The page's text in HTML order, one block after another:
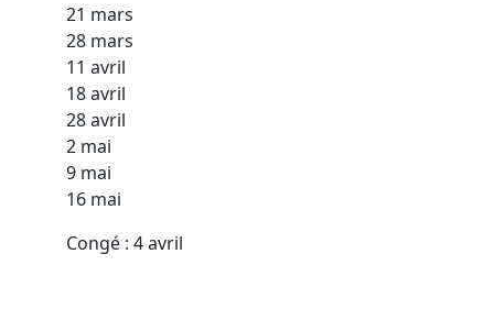
21 mars
28 mars
11 avril
18 avril
28 avril
2 mai
9 mai
16 mai
Congé : 4 avril